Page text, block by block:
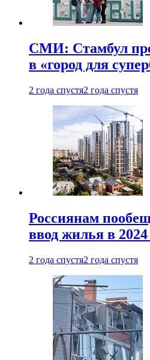
СМИ: Стамбул
в «город для
2 года спустя2 года спустя
Россиянам
ввод жилья в 2024
2 года спустя2 года спустя